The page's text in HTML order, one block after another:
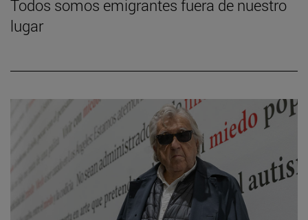
Todos somos emigrantes fuera de nuestro
lugar